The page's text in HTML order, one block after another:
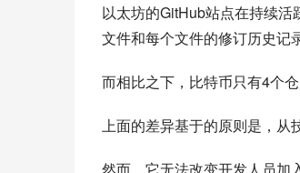
以太坊的GitHub站点在持续
文件和每个文件的修订历史记
而相比之下，比特币只有4个仓
上面的差异基于的原则是，从